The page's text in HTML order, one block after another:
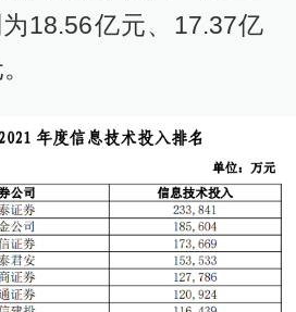
18.56亿元、17.37亿